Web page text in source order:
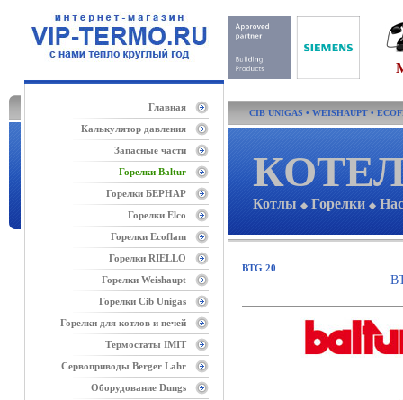
Главная
Калькулятор давления
Запасные части
Горелки Baltur
Горелки БЕРНАР
Горелки Elco
Горелки Ecoflam
Горелки RIELLO
Горелки Weishaupt
Горелки Cib Unigas
Горелки для котлов и печей
Термостаты IMIT
Сервоприводы Berger Lahr
Оборудование Dungs
CIB UNIGAS • WEISHAUPT •
Котлы ◆ Горелки ◆
BTG 20